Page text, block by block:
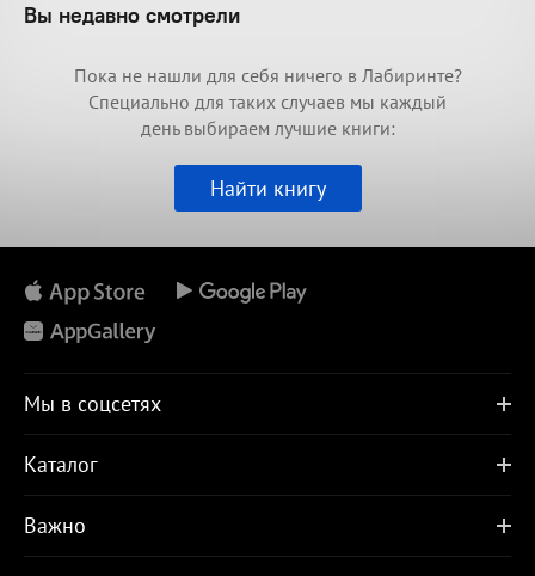
Вы недавно смотрели
Пока не нашли для себя ничего в Лабиринте?
Специально для таких случаев мы каждый
день выбираем лучшие книги:
Найти книгу
Мы в соцсетях
Каталог
Важно